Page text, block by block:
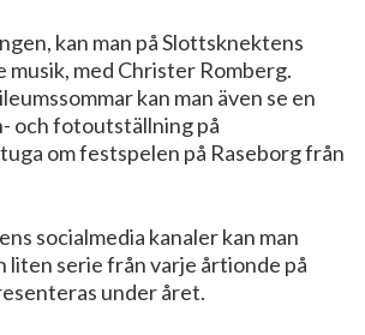
kan man på Slottsknektens
musik, med Christer Romberg.
kan man även se en
och fotoutställning på
om festspelen på Raseborg från
socialmedia kanaler kan man
liten serie från varje årtionde på
under året.